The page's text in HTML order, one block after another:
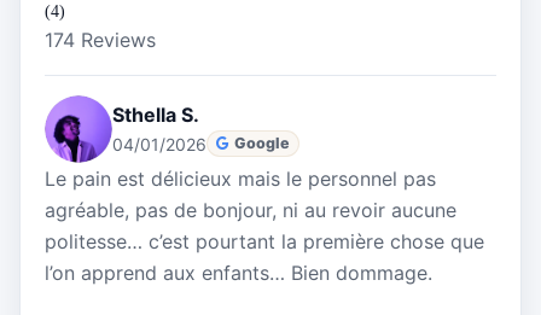
(4)
174 Reviews
Sthella S.
04/01/2026 Google
Le pain est délicieux mais le personnel pas
agréable, pas de bonjour, ni au revoir aucune
politesse… c’est pourtant la première chose que
l’on apprend aux enfants… Bien dommage.